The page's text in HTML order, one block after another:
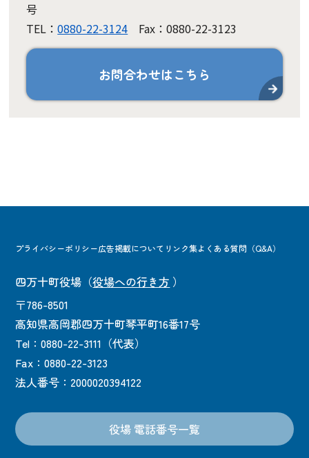
号
TEL：0880-22-3124 Fax：0880-22-3123
お問合わせはこちら
プライバシーポリシー広告掲載について リンク集よくある質問（Q&A）
四万十町役場 （役場への行き方 ）
〒786-8501
高知県高岡郡四万十町琴平町16番17号
Tel：0880-22-3111（代表）
Fax：0880-22-3123
法人番号：2000020394122
役場 電話番号一覧